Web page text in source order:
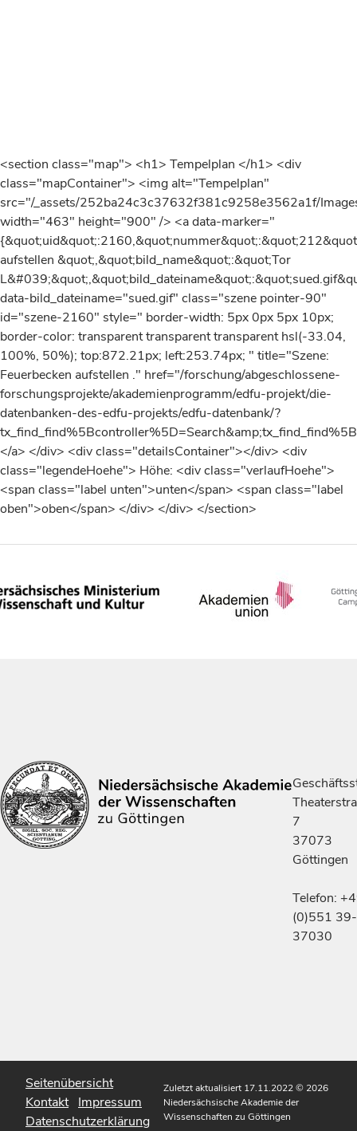
<section class="map"> <h1> Tempelplan </h1> <div
class="mapContainer"> <img alt="Tempelplan"
src="/_assets/252ba24c3c37632f381c9258e3562a1f/
width="463" height="900" /> <a data-marker="
aufstellen &quot;,&quot;bild_name&quot;:&quot;Tor
data-bild_dateiname="sued.gif" class="szene pointer-90"
id="szene-2160" style=" border-width: 5px 0px 5px 10px;
border-color: transparent transparent transparent hsl(-33.04,
100%, 50%); top:872.21px; left:253.74px; " title="Szene:
Feuerbecken aufstellen ." href="/forschung/abgeschlossene-
forschungsprojekte/akademienprogramm/edfu-projekt/die-
datenbanken-des-edfu-projekts/edfu-datenbank/?
</a> </div> <div class="detailsContainer"></div> <div
class="legendeHoehe"> Höhe: <div class="verlaufHoehe">
<span class="label unten">unten</span> <span class="label
oben">oben</span> </div> </div> </section>
7
37073
Göttingen
Telefon:
(0)551 39-
37030
Seitenübersicht
Kontakt Impressum
Datenschutzerklärung
Zuletzt aktualisiert 17.11.2022© 2026
Niedersächsische Akademie der
Wissenschaften zu Göttingen